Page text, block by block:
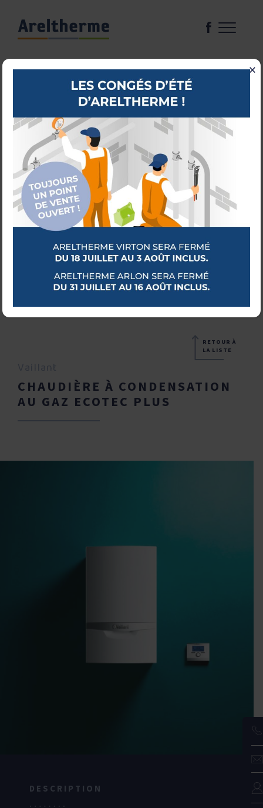
CHAUDIÈRES RADIATEURS
CHAUFFAGE SOL RÉGULATION
SOURCES D’ÉNERGIE
RETOUR À
LA LISTE
CHAUDIÈRE À CONDENSATION
AU GAZ ECOTEC PLUS
DESCRIPTION
×